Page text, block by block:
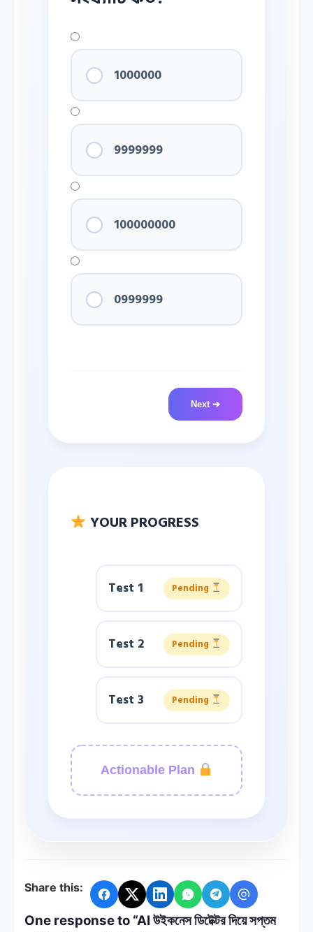
1000000
9999999
100000000
0999999
Next ➔
YOUR PROGRESS
Test 1 Pending
Test 2 Pending
Test 3 Pending
Actionable Plan
Share this:
One response to “AI উইকনেস ডিটেক্টর দিয়ে সপ্তম